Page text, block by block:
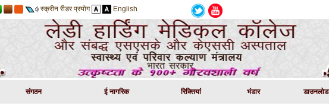
स्क्रीन रीडर प्रयोग English
संगठन ई नागरिक रिक्तियां भंडार डाउनलोड